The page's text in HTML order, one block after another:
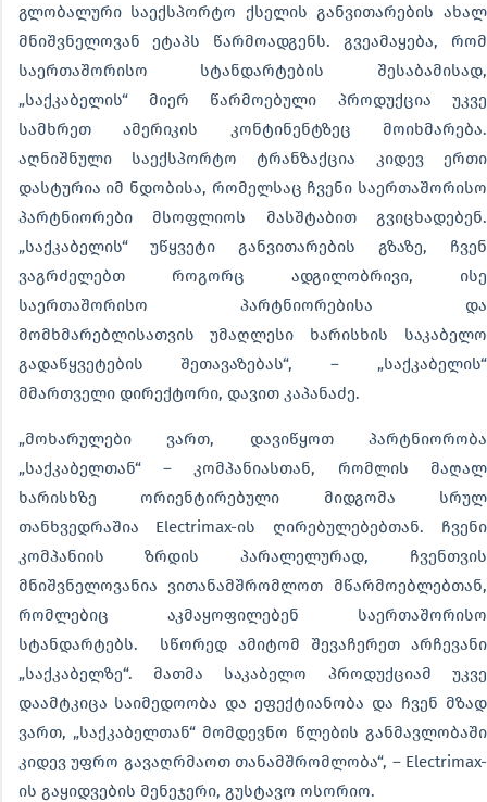
გლობალური საექსპორტო ქსელის განვითარების ახალ
მნიშვნელოვან ეტაპს წარმოადგენს. გვეამაყება, რომ
საერთაშორისო სტანდარტების შესაბამისად,
„საქკაბელის“ მიერ წარმოებული პროდუქცია უკვე
სამხრეთ ამერიკის კონტინენტზეც მოიხმარება.
აღნიშნული საექსპორტო ტრანზაქცია კიდევ ერთი
დასტურია იმ ნდობისა, რომელსაც ჩვენი საერთაშორისო
პარტნიორები მსოფლიოს მასშტაბით გვიცხადებენ.
„საქკაბელის“ უწყვეტი განვითარების გზაზე, ჩვენ
ვაგრძელებთ როგორც ადგილობრივი, ისე
საერთაშორისო პარტნიორებისა და
მომხმარებლისათვის უმაღლესი ხარისხის საკაბელო
გადაწყვეტების შეთავაზებას“, – „საქკაბელის“
მმართველი დირექტორი, დავით კაპანაძე.
„მოხარულები ვართ, დავიწყოთ პარტნიორობა
„საქკაბელთან“ – კომპანიასთან, რომლის მაღალ
ხარისხზე ორიენტირებული მიდგომა სრულ
თანხვედრაშია Electrimax-ის ღირებულებებთან.
ჩვენი
კომპანიის ზრდის პარალელურად, ჩვენთვის
მნიშვნელოვანია ვითანამშრომლოთ მწარმოებლებთან,
რომლებიც აკმაყოფილებენ საერთაშორისო
სტანდარტებს. სწორედ ამიტომ შევაჩერეთ არჩევანი
„საქკაბელზე“. მათმა საკაბელო პროდუქციამ უკვე
დაამტკიცა საიმედოობა და ეფექტიანობა და ჩვენ მზად
ვართ, „საქკაბელთან“ მომდევნო წლების განმავლობაში
კიდევ უფრო გავაღრმაოთ თანამშრომლობა“, – Electrimax-
ის გაყიდვების მენეჯერი, გუსტავო ოსორიო.